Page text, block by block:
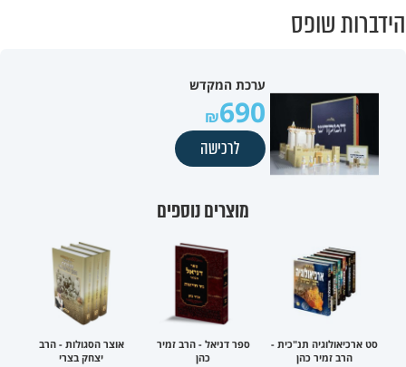
הידברות שופס
ערכת המקדש
690
לרכישה
מוצרים נוספים
סט ארכיאולוגיה תנ"כית -
הרב זמיר כהן
ספר דניאל - הרב זמיר
כהן
אוצר הסגולות - הרב
יצחק בצרי